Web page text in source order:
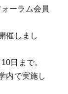
ーラム会員
催しまし
日まで。
内で実施し